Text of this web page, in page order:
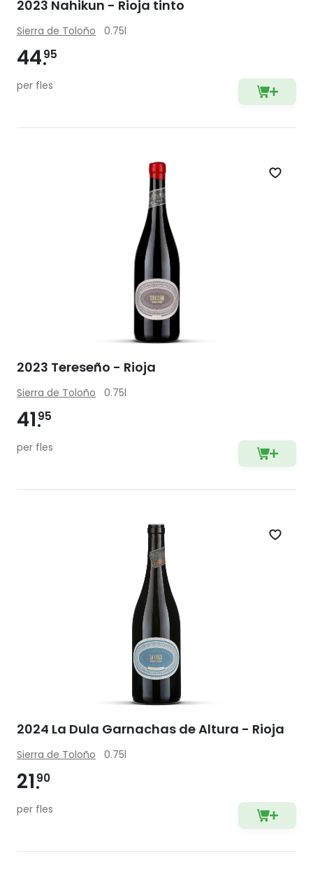
2023 Nahikun - Rioja tinto
Sierra de Toloño 0.75l
4495
per fles
Zet
2023 Tereseño - Rioja
Sierra de Toloño 0.75l
41 95
per fles
Zet
2024 La Dula Garnachas de Altura - Rioja
Sierra de Toloño 0.75l
21 90
per fles